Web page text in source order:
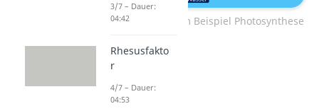
Photoautotrophie am Beispiel Photosynthese
3/7 – Dauer:
04:42
Rhesusfakto
r
4/7 – Dauer:
04:53